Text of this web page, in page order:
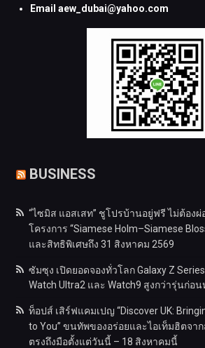
Email aew_dubai@yahoo.com
BUSINESS
“ไซมิส แอสเสท” ชูโปรบ้านอยู่ฟรี ไม่ต้องผ่
โครงการ “Siamese Holm–Siamese
และสิทธิพิเศษถึง 31 สิงหาคม 2569
ซัมซุง เปิดยอดจองทั่วโลก Galaxy Z
Watch Ultra2 และ Watch9 สูงกว่ารุ่นก่อน
ท็อปส์ เสิร์ฟแคมเปญ “Discover UK:
to You” ขนทัพของอร่อยและไอเท็มฮิตจา
ตรงถึงมือตั้งแต่วันนี้ – 18 สิงหาคมนี้